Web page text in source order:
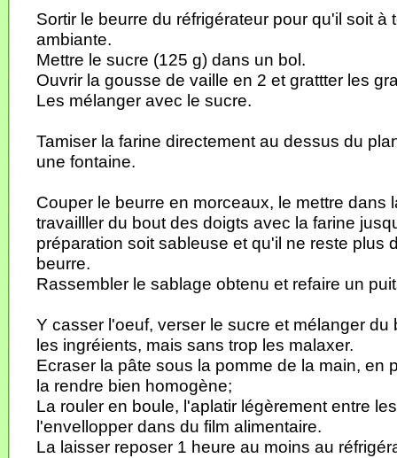
Sortir le beurre du réfrigérateur pour qu'il soit à
ambiante.
Mettre le sucre (125 g) dans un bol.
Ouvrir la gousse de vaille en 2 et grattter les
Les mélanger avec le sucre.
Tamiser la farine directement au dessus du
une fontaine.
Couper le beurre en morceaux, le mettre dans
travailller du bout des doigts avec la farine
préparation soit sableuse et qu'il ne reste plus
beurre.
Rassembler le sablage obtenu et refaire un
Y casser l'oeuf, verser le sucre et mélanger du
les ingréients, mais sans trop les malaxer.
Ecraser la pâte sous la pomme de la main, en
la rendre bien homogène;
La rouler en boule, l'aplatir légèrement entre
l'envellopper dans du film alimentaire.
La laisser reposer 1 heure au moins au